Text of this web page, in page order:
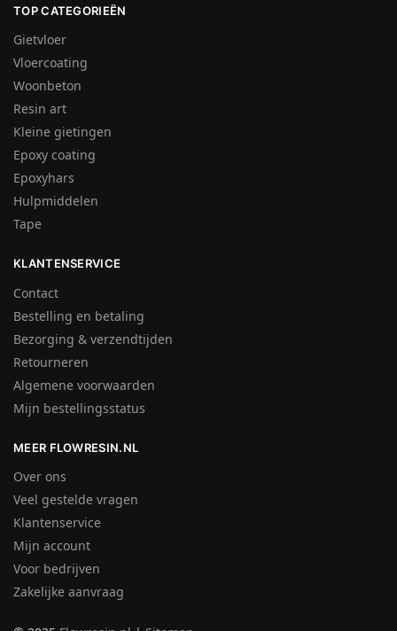
TOP CATEGORIEËN
Gietvloer
Vloercoating
Woonbeton
Resin art
Kleine gietingen
Epoxy coating
Epoxyhars
Hulpmiddelen
Tape
KLANTENSERVICE
Contact
Bestelling en betaling
Bezorging & verzendtijden
Retourneren
Algemene voorwaarden
Mijn bestellingsstatus
MEER FLOWRESIN.NL
Over ons
Veel gestelde vragen
Klantenservice
Mijn account
Voor bedrijven
Zakelijke aanvraag